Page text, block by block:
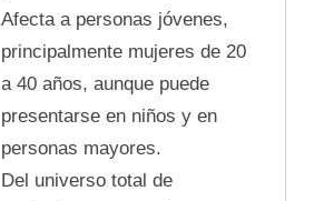
Afecta a personas jóvenes,
principalmente mujeres de 20
a 40 años, aunque puede
presentarse en niños y en
personas mayores.
Del universo total de